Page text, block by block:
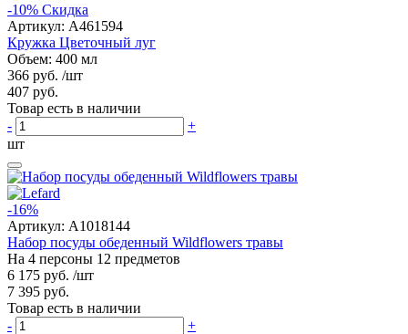
-10% Скидка
Артикул: A461594
Кружка Цветочный луг
Объем: 400 мл
366 руб. /шт
407 руб.
Товар есть в наличии
-
+
шт
-16%
Артикул: A1018144
Набор посуды обеденный Wildflowers травы
На 4 персоны 12 предметов
6 175 руб. /шт
7 395 руб.
Товар есть в наличии
-
+